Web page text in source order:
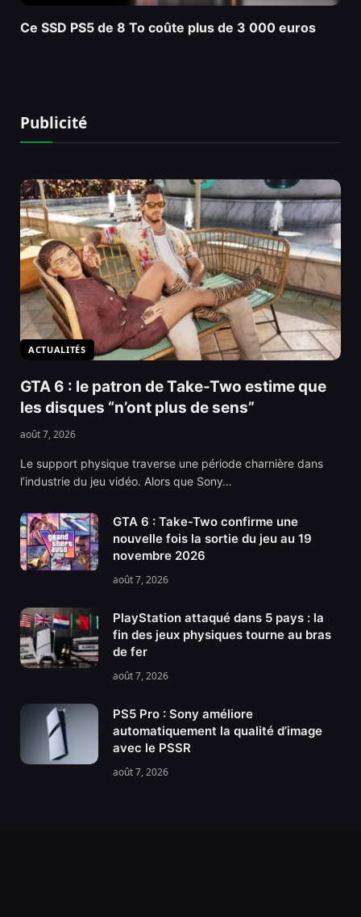
Ce SSD PS5 de 8 To coûte plus de 3 000 euros
Publicité
ACTUALITÉS
GTA 6 : le patron de Take-Two estime que
les disques “n’ont plus de sens”
août 7, 2026
Le support physique traverse une période charnière dans
l’industrie du jeu vidéo. Alors que Sony…
GTA 6 : Take-Two confirme une
nouvelle fois la sortie du jeu au 19
novembre 2026
août 7, 2026
PlayStation attaqué dans 5 pays : la
fin des jeux physiques tourne au bras
de fer
août 7, 2026
PS5 Pro : Sony améliore
automatiquement la qualité d’image
avec le PSSR
août 7, 2026